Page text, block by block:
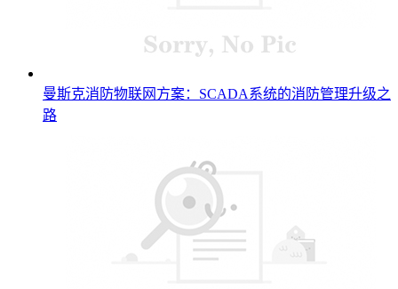
曼斯克消防物联网方案：SCADA系统的消防管理升级之
路